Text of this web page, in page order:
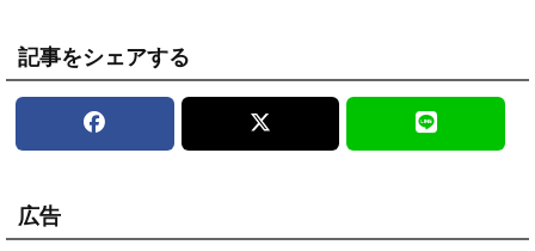
記事をシェアする
広告